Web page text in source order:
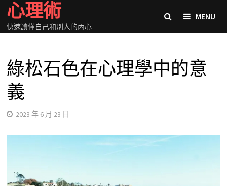
Skip
content
心理術
快速讀懂自己和別人的內心
MENU
綠松石色在心理學中的意
義
2023 年 6 月 23 日